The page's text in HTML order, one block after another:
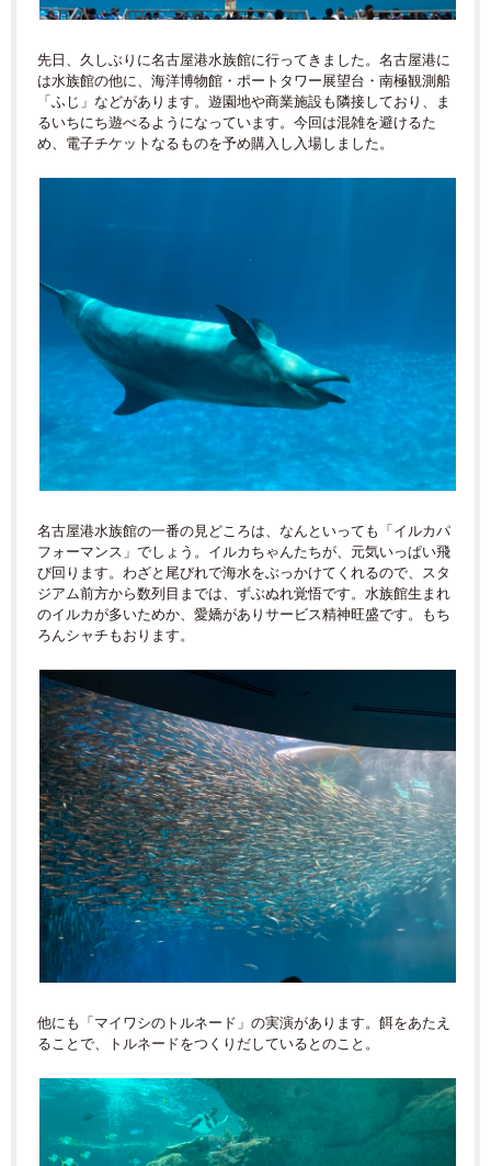
先日、久しぶりに名古屋港水族館に行ってきました。名古屋港に
は水族館の他に、海洋博物館・ポートタワー展望台・南極観測船
「ふじ」などがあります。遊園地や商業施設も隣接しており、ま
るいちにち遊べるようになっています。今回は混雑を避けるた
め、電子チケットなるものを予め購入し入場しました。
名古屋港水族館の一番の見どころは、なんといっても「イルカパ
フォーマンス」でしょう。イルカちゃんたちが、元気いっぱい飛
び回ります。わざと尾びれで海水をぶっかけてくれるので、スタ
ジアム前方から数列目までは、ずぶぬれ覚悟です。水族館生まれ
のイルカが多いためか、愛嬌がありサービス精神旺盛です。もち
ろんシャチもおります。
他にも「マイワシのトルネード」の実演があります。餌をあたえ
ることで、トルネードをつくりだしているとのこと。